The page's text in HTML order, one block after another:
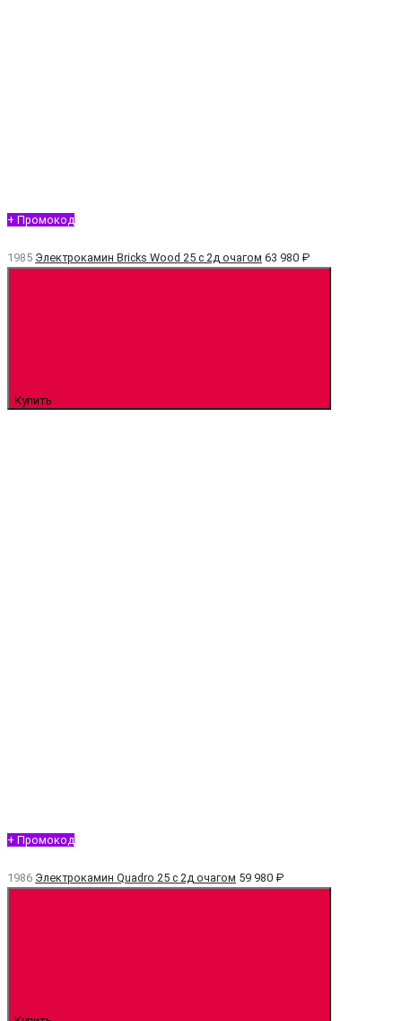
+ Промокод
1985 Электрокамин Bricks Wood 25 с 2д очагом 63 980 ₽
Купить
+ Промокод
1986 Электрокамин Quadro 25 с 2д очагом 59 980 ₽